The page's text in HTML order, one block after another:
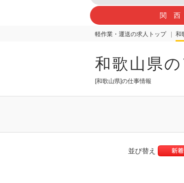
関 西
軽作業・運送の求人トップ 和
和歌山県
[和歌山県]の仕事情報
並び替え